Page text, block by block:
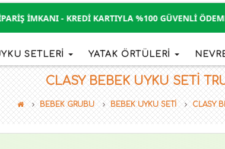
İMKANI - KREDI KARTIYLA %100 GÜVENLI ÖDEME •
SETLERİ YATAK ÖRTÜLERİ
CLASY BEBEK UYKU SETİ
BEBEK GRUBU BEBEK UYKU SETİ CLASY